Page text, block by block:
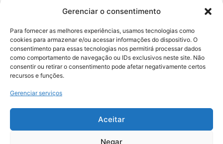
Gerenciar o consentimento
Para fornecer as melhores experiências, usamos tecnologias como
cookies para armazenar e/ou acessar informações do dispositivo. O
consentimento para essas tecnologias nos permitirá processar dados
como comportamento de navegação ou IDs exclusivos neste site. Não
consentir ou retirar o consentimento pode afetar negativamente certos
recursos e funções.
Gerenciar serviços
Aceitar
Negar
EPCAR tem a melhor nota do IDEB no
06/08/2026
© 2026, Todos os direitos reservados | Desenvolvido por:
Digital Business| Hospedado por:NP Publicidade
Fale Conosco
Sobre Nós
Política de Segurança e Privacidade